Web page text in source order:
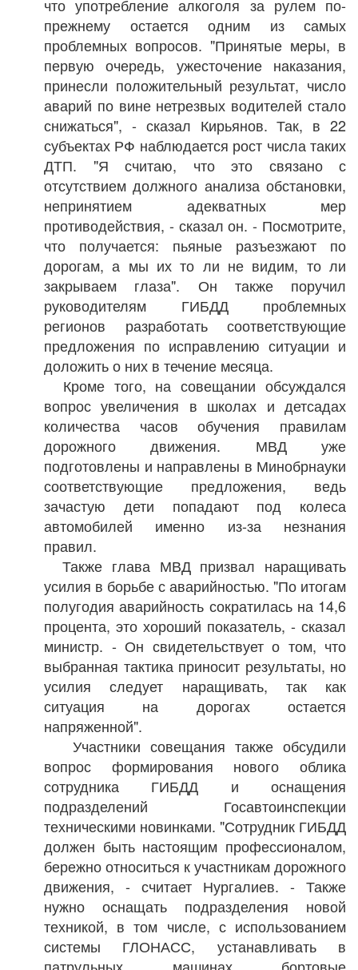
что употребление алкоголя за рулем по-
прежнему остается одним из самых
проблемных вопросов. "Принятые меры, в
первую очередь, ужесточение наказания,
принесли положительный результат, число
аварий по вине нетрезвых водителей стало
снижаться", - сказал Кирьянов. Так, в 22
субъектах РФ наблюдается рост числа таких
ДТП. "Я считаю, что это связано с
отсутствием должного анализа обстановки,
непринятием адекватных мер
противодействия, - сказал он. - Посмотрите,
что получается: пьяные разъезжают по
дорогам, а мы их то ли не видим, то ли
закрываем глаза". Он также поручил
руководителям ГИБДД проблемных
регионов разработать соответствующие
предложения по исправлению ситуации и
доложить о них в течение месяца.
Кроме того, на совещании обсуждался
вопрос увеличения в школах и детсадах
количества часов обучения правилам
дорожного движения. МВД уже
подготовлены и направлены в Минобрнауки
соответствующие предложения, ведь
зачастую дети попадают под колеса
автомобилей именно из-за незнания
правил.
Также глава МВД призвал наращивать
усилия в борьбе с аварийностью. "По итогам
полугодия аварийность сократилась на 14,6
процента, это хороший показатель, - сказал
министр. - Он свидетельствует о том, что
выбранная тактика приносит результаты, но
усилия следует наращивать, так как
ситуация на дорогах остается
напряженной".
Участники совещания также обсудили
вопрос формирования нового облика
сотрудника ГИБДД и оснащения
подразделений Госавтоинспекции
техническими новинками. "Сотрудник ГИБДД
должен быть настоящим профессионалом,
бережно относиться к участникам дорожного
движения, - считает Нургалиев. - Также
нужно оснащать подразделения новой
техникой, в том числе, с использованием
системы ГЛОНАСС, устанавливать в